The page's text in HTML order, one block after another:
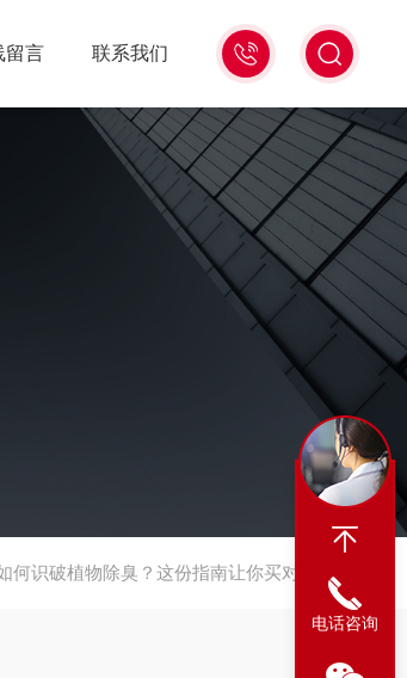
010-
84682268
留言 联系我们
何识破植物除臭？这份指南让你买对产品
电话咨询